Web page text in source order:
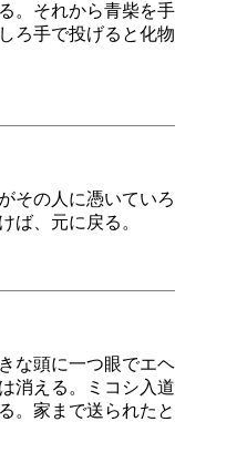
。それから青柴を手
ろ手で投げると化物
その人に憑いていろ
ば、元に戻る。
な頭に一つ眼でエヘ
消える。ミコシ入道
。家まで送られたと